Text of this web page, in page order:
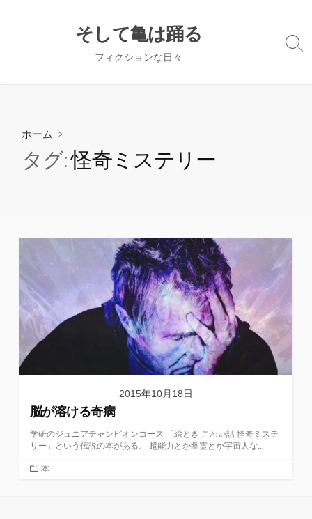
そして亀は踊る
フィクションな日々
検
ホーム >
タグ:怪奇ミステリー
2015年10月18日
脳が溶ける奇病
学研のジュニアチャンピオンコース 「絵とき こわい話 怪奇ミステ
リー」という伝説の本がある。 超能力とか幽霊とか宇宙人な...
カ本